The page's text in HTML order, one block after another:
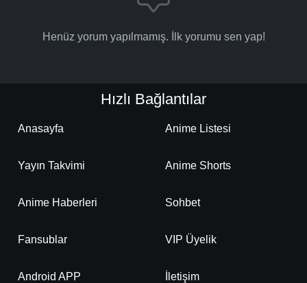
Henüz yorum yapılmamış. İlk yorumu sen yap!
Hızlı Bağlantılar
Anasayfa Anime Listesi
Yayın Takvimi Anime Shorts
Anime Haberleri Sohbet
Fansublar VIP Üyelik
Android APP İletişim